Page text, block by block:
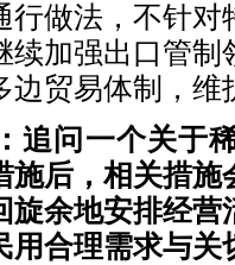
行做法，不针对
续加强出口管
边贸易体制，
追问一个关于
施后，相关措施
旋余地安排经营
用合理需求与关